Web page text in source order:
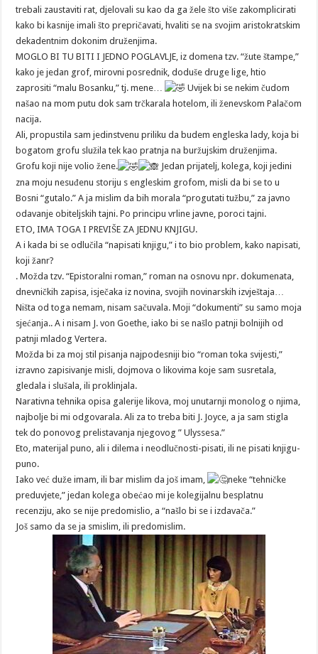
trebali zaustaviti rat, djelovali su kao da ga žele što više zakomplicirati
kako bi kasnije imali što prepričavati, hvaliti se na svojim aristokratskim
dekadentnim dokonim druženjima.
MOGLO BI TU BITI I JEDNO POGLAVLJE, iz domena tzv. “žute štampe,”
kako je jedan grof, mirovni posrednik, doduše druge lige, htio
zaprositi “malu Bosanku,” tj. mene…
Uvijek bi se nekim čudom
našao na mom putu dok sam trčkarala hotelom, ili ženevskom Palačom
nacija.
Ali, propustila sam jedinstvenu priliku da budem engleska lady, koja bi
bogatom grofu služila tek kao pratnja na buržujskim druženjima.
Grofu koji nije volio žene.
Jedan prijatelj, kolega, koji jedini
zna moju nesuđenu storiju s engleskim grofom, misli da bi se to u
Bosni “gutalo.” A ja mislim da bih morala “progutati tužbu,” za javno
odavanje obiteljskih tajni. Po principu vrline javne, poroci tajni.
ETO, IMA TOGA I PREVIŠE ZA JEDNU KNJIGU.
A i kada bi se odlučila “napisati knjigu,” i to bio problem, kako napisati,
koji žanr?
. Možda tzv. “Epistoralni roman,” roman na osnovu npr. dokumenata,
dnevničkih zapisa, isječaka iz novina, svojih novinarskih izvještaja…
Ništa od toga nemam, nisam sačuvala. Moji “dokumenti” su samo moja
sjećanja.. A i nisam J. von Goethe, iako bi se našlo patnji bolnijih od
patnji mladog Vertera.
Možda bi za moj stil pisanja najpodesniji bio “roman toka svijesti,”
izravno zapisivanje misli, dojmova o likovima koje sam susretala,
gledala i slušala, ili proklinjala.
Narativna tehnika opisa galerije likova, moj unutarnji monolog o njima,
najbolje bi mi odgovarala. Ali za to treba biti J. Joyce, a ja sam stigla
tek do ponovog prelistavanja njegovog ” Ulyssesa.”
Eto, materijal puno, ali i dilema i neodlučnosti-pisati, ili ne pisati knjigu-
puno.
Iako već duže imam, ili bar mislim da još imam,
neke “tehničke
preduvjete,” jedan kolega obećao mi je kolegijalnu besplatnu
recenziju, ako se nije predomislio, a “našlo bi se i izdavača.”
Još samo da se ja smislim, ili predomislim.